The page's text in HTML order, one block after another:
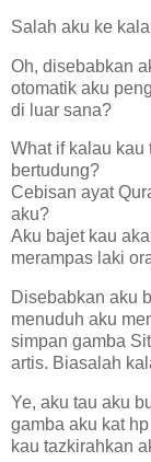
Salah aku ke
Oh, disebabkan
otomatik aku
di luar sana?
What if kalau kau
bertudung?
Cebisan ayat
aku?
Aku bajet kau
merampas laki
Disebabkan aku
menuduh aku
simpan gamba
artis. Biasalah
Ye, aku tau aku
gamba aku kat
kau tazkirahkan